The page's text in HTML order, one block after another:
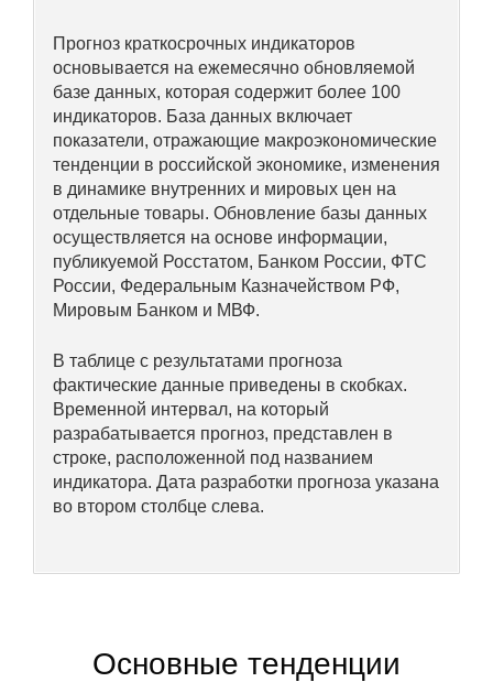
Кафедра МАДИ
Аспирантура
Об аспирантуре
Поступление
Обучение
Нормативные документы
Диссертационный совет
О совете
Материалы
Прогноз краткосрочных индикаторов
основывается на ежемесячно обновляемой
базе данных, которая содержит более 100
индикаторов. База данных включает
показатели, отражающие макроэкономические
тенденции в российской экономике, изменения
в динамике внутренних и мировых цен на
отдельные товары. Обновление базы данных
осуществляется на основе информации,
публикуемой Росстатом, Банком России, ФТС
России, Федеральным Казначейством РФ,
Мировым Банком и МВФ.
В таблице с результатами прогноза
фактические данные приведены в скобках.
Временной интервал, на который
разрабатывается прогноз, представлен в
строке, расположенной под названием
индикатора. Дата разработки прогноза указана
во втором столбце слева.
Основные тенденции